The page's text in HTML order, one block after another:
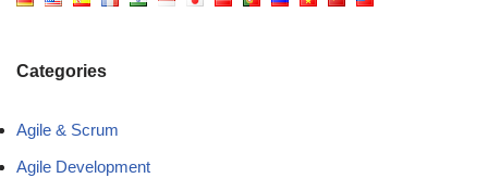
Categories
Agile & Scrum
Agile Development